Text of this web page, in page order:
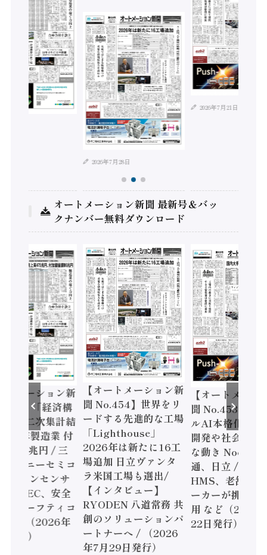
2026年7月28日
2026年7月21日
オートメーション新聞 最新号＆バッ
クナンバー無料ダウンロード
トメーション新
】「経済構
調査二次集計結
年製造業 付
額86兆円 / 三
とソニーセミコ
ジョンセンサ
/ IDEC、安全
すセーフティコ
ーラ（2026年
発行）
【オートメーション新
聞 No.454】世界をリ
ードする先進的な工場
「Lighthouse」
2026年は新たに16工
場追加 日立ヴァンタ
ラ米国工場も選出/
【インタビュー】
RYODEN 八道常務 共
創のソリューションパ
ートナーへ / （2026
年7月29日発行）
【オートメーシ
聞 No.453】フ
ルAI本格化へ
開発や社会実装
な動き Noetra
通、日立 / 兵神
HMS、老舗ポ
ーカーが挑むデ
用 など（2026
22日発行）